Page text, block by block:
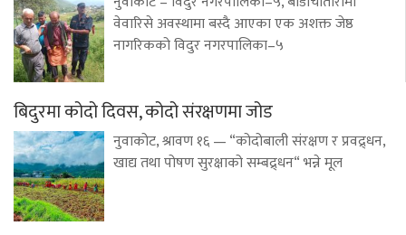
वेवारिसे अवस्थामा बस्दै आएका एक अशक्त जेष्ठ
नागरिकको विदुर नगरपालिका–५
बिदुरमा कोदो दिवस, कोदो संरक्षणमा जोड
नुवाकोट, श्रावण १६ — “कोदोबाली संरक्षण र प्रवद्र्धन,
खाद्य तथा पोषण सुरक्षाको सम्बद्र्धन“ भन्ने मूल